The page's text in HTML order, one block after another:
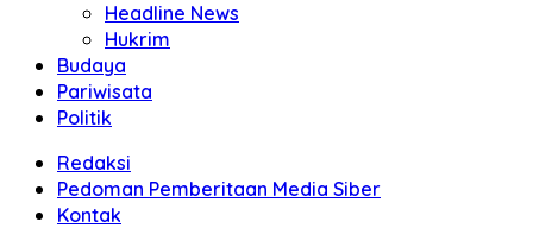
Headline News
Hukrim
Budaya
Pariwisata
Politik
Redaksi
Pedoman Pemberitaan Media Siber
Kontak